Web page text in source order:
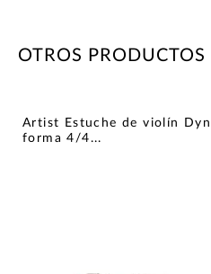
OTROS
Artist Estuche de violín
forma 4/4...